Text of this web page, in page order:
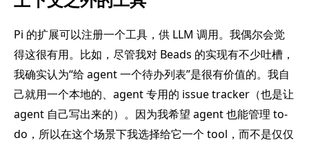
Pi 的扩展可以注册一个工具，供 LLM 调用。我偶尔会觉
得这很有用。比如，尽管我对 Beads 的实现有不少吐槽，
我确实认为“给 agent 一个待办列表”是很有价值的。我自
己就用一个本地的、agent 专用的 issue tracker（也是让
agent 自己写出来的）。因为我希望 agent 也能管理 to-
do，所以在这个场景下我选择给它一个 tool，而不是仅仅